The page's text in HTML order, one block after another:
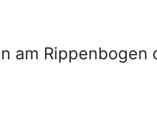
am Rippenbogen